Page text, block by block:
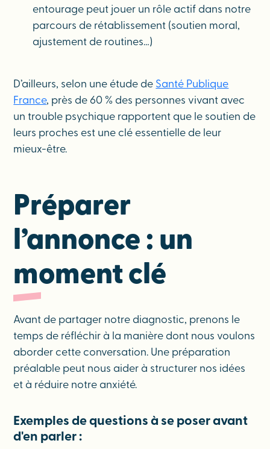
entourage peut jouer un rôle actif dans notre
parcours de rétablissement (soutien moral,
ajustement de routines…)
D’ailleurs, selon une étude de Santé Publique
France, près de 60 % des personnes vivant avec
un trouble psychique rapportent que le soutien de
leurs proches est une clé essentielle de leur
mieux-être.
Préparer
l’annonce : un
moment clé
Avant de partager notre diagnostic, prenons le
temps de réfléchir à la manière dont nous voulons
aborder cette conversation. Une préparation
préalable peut nous aider à structurer nos idées
et à réduire notre anxiété.
Exemples de questions à se poser avant
d'en parler :